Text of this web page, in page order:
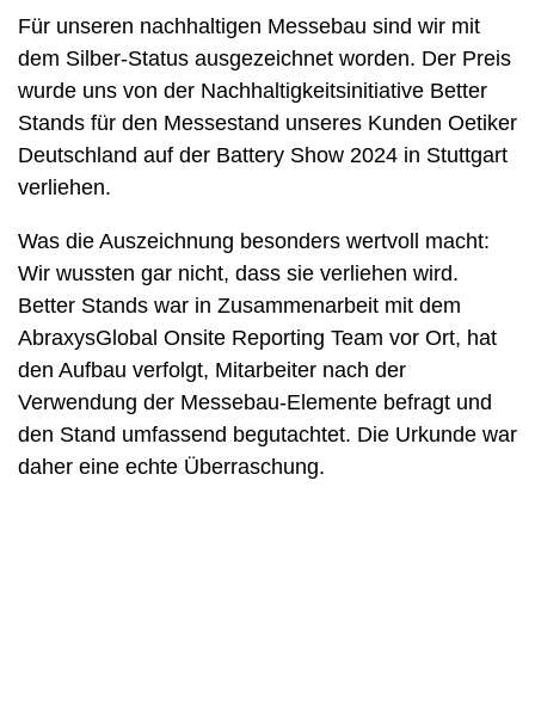
Für unseren nachhaltigen Messebau sind wir mit
dem Silber-Status ausgezeichnet worden. Der Preis
wurde uns von der Nachhaltigkeitsinitiative Better
Stands für den Messestand unseres Kunden Oetiker
Deutschland auf der Battery Show 2024 in Stuttgart
verliehen.
Was die Auszeichnung besonders wertvoll macht:
Wir wussten gar nicht, dass sie verliehen wird.
Better Stands war in Zusammenarbeit mit dem
AbraxysGlobal Onsite Reporting Team vor Ort, hat
den Aufbau verfolgt, Mitarbeiter nach der
Verwendung der Messebau-Elemente befragt und
den Stand umfassend begutachtet. Die Urkunde war
daher eine echte Überraschung.